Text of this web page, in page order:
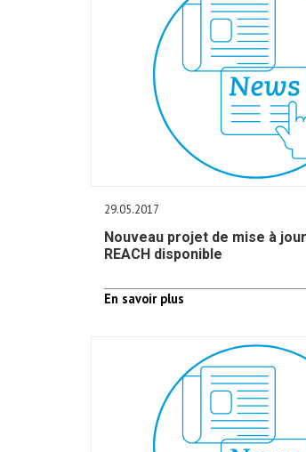
29.05.2017
Nouveau projet de mise à
REACH disponible
En savoir plus